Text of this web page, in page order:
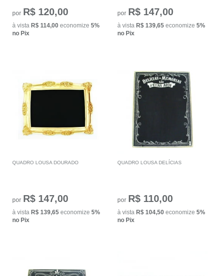
por R$ 120,00
à vista R$ 114,00 economize 5%
no Pix
por R$ 147,00
à vista R$ 139,65 economize 5%
no Pix
QUADRO LOUSA DOURADO
por R$ 147,00
à vista R$ 139,65 economize 5%
no Pix
QUADRO LOUSA DELÍCIAS
por R$ 110,00
à vista R$ 104,50 economize 5%
no Pix